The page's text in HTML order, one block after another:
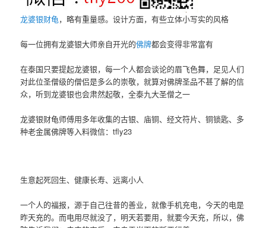
龙婆银财龟 ，略有重量感。设计方面，有些立体小写实的风格
每一位拥有龙婆银大师亲自开光的佛牌都会变得非常富有
在泰国只要提起龙婆银，每一个人都会谈论的眉飞色舞，足见人们
对此位圣僧级的僧侣是多么的崇敬，就算对佛牌圣品不甚了解的信
众，听到龙婆银也会肃然起敬，全泰九大圣僧之一
龙婆银财龟师傅用多年收集的古银、庙铜、经文符片、铜锁匙、多
种老金属佛牌等入料微信：tfly23
生意起死回生、健康长寿、远离小人
一个人的福报，源于自己往昔的善业，就像手机充电，今天的电是
昨天充的。而电用尽就没了，明天若要用，就要今天充，所以，佛